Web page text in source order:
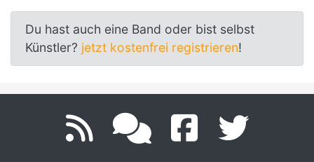
Du hast auch eine Band oder bist selbst
Künstler? jetzt kostenfrei registrieren!